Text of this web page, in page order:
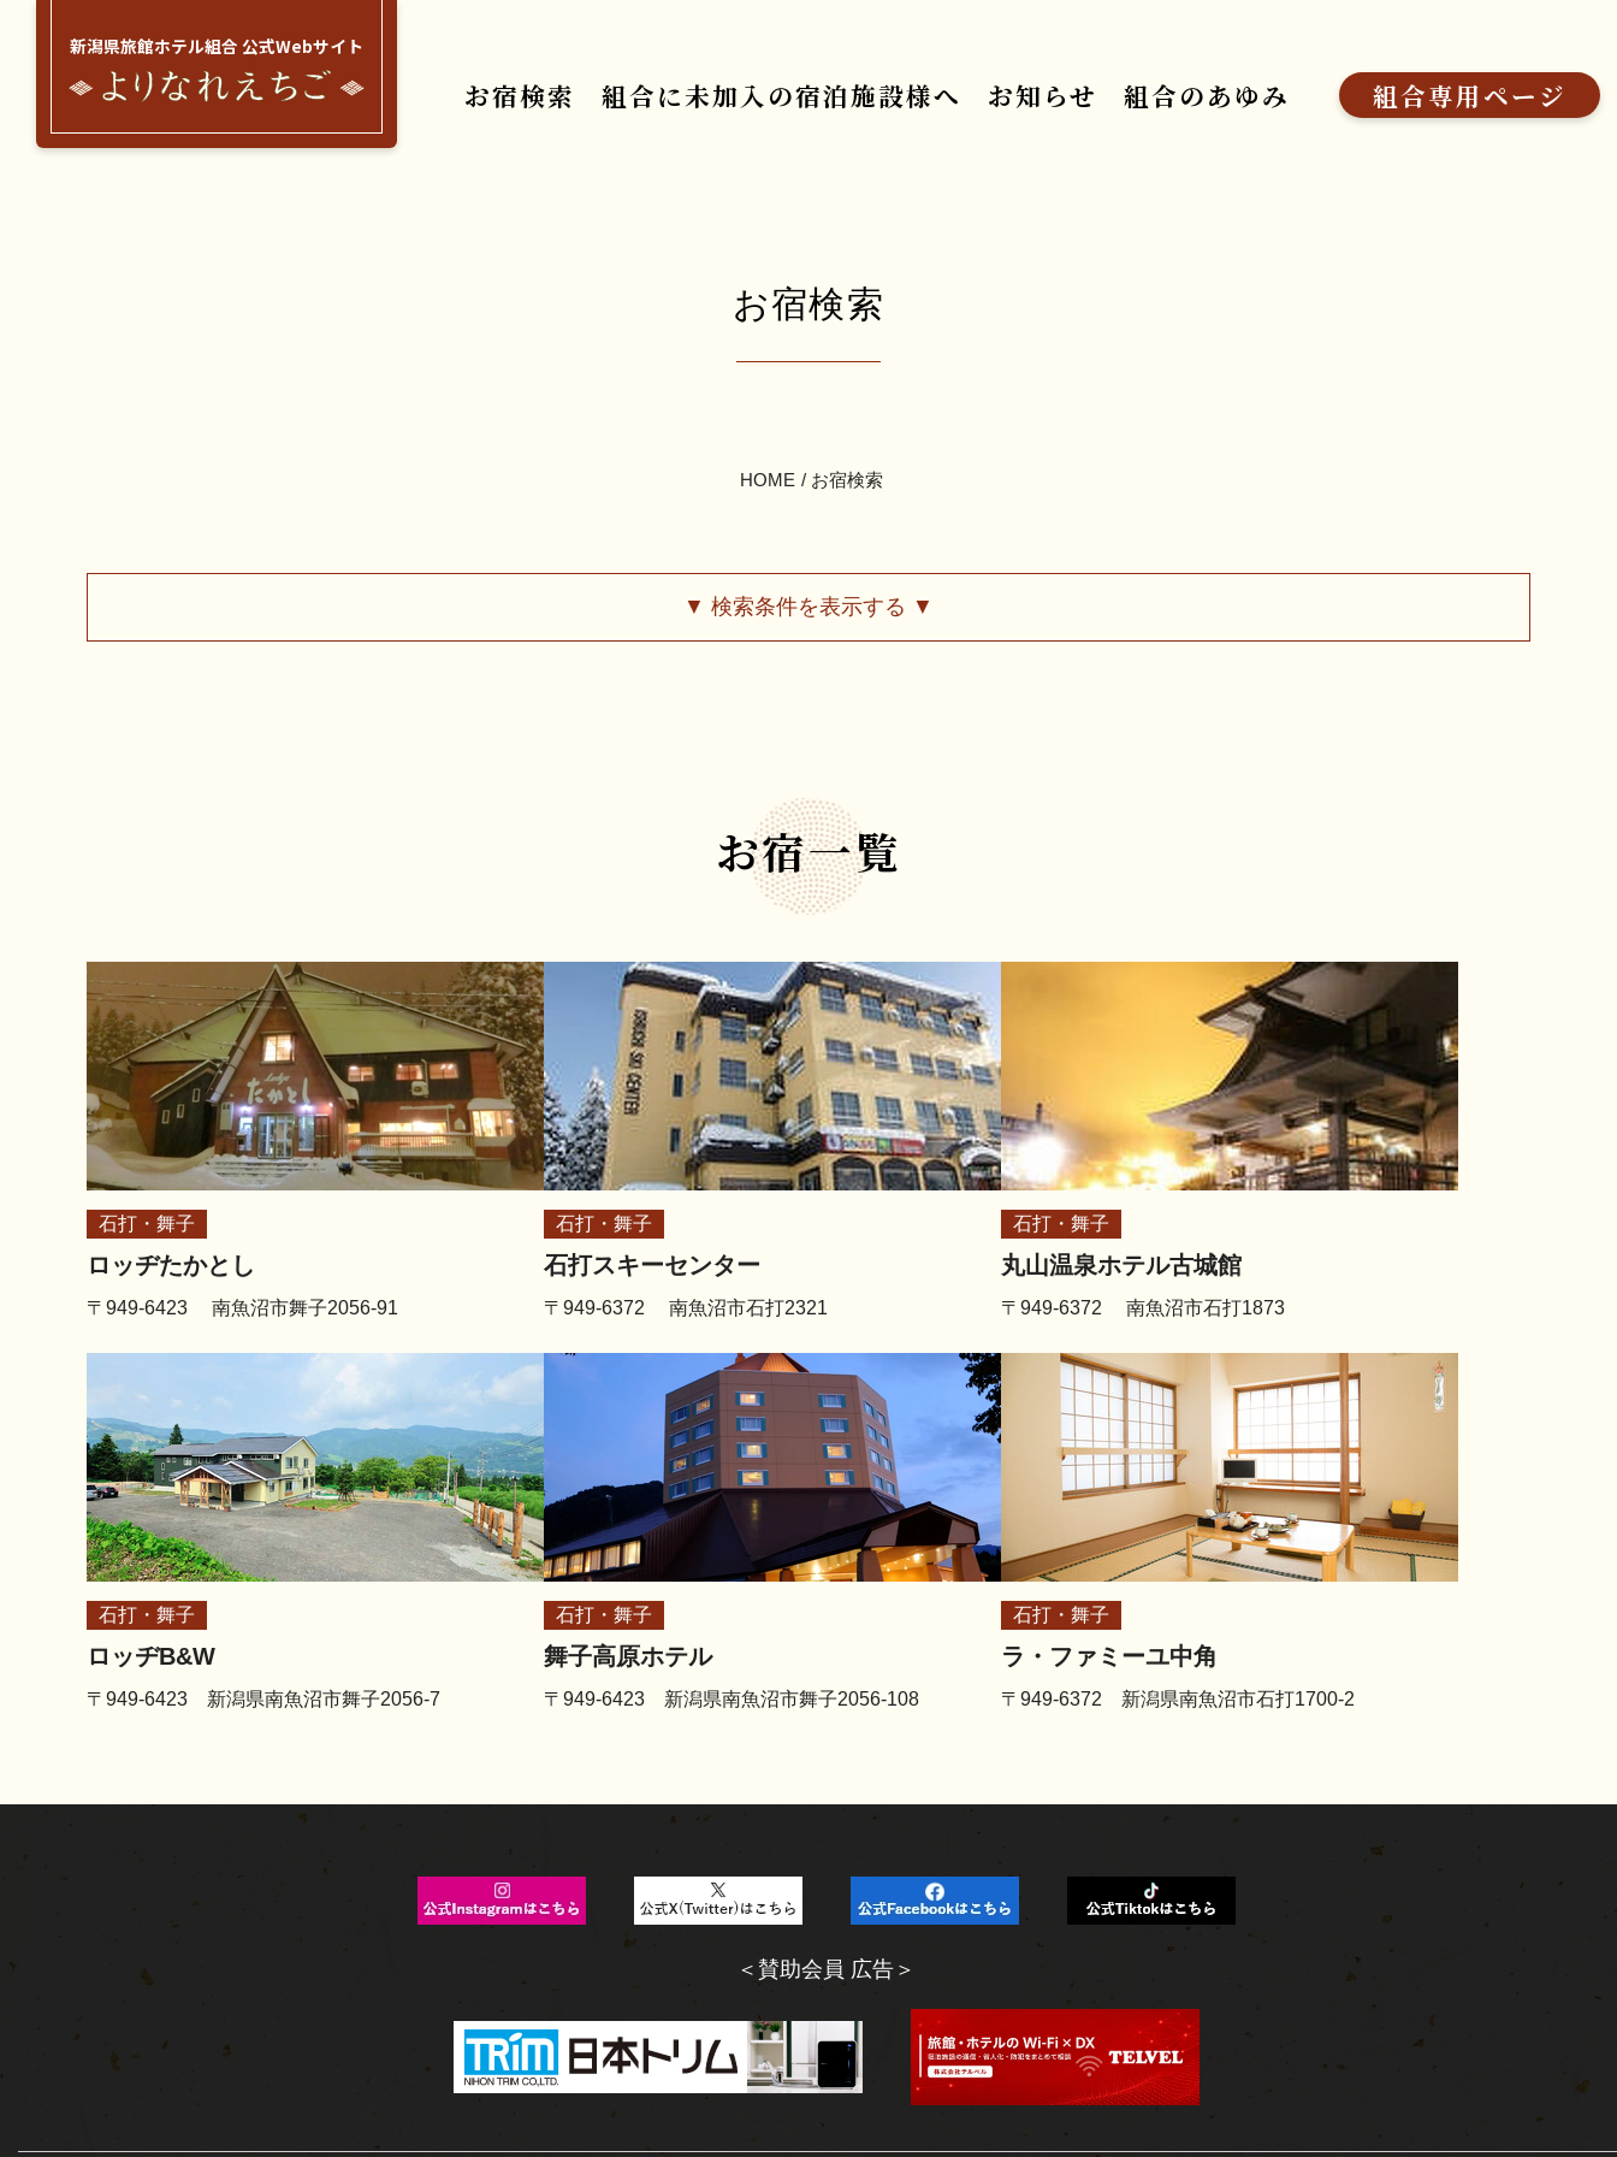
新潟県旅館ホテル組合 公式Webサイト
お宿検索 組合に未加入の宿泊施設様へ お知らせ 組合のあゆみ 組合専用ページ
お宿検索
HOME お宿検索
▼ 検索条件を表示する ▼
お宿一覧
石打・舞子
ロッヂたかとし
〒949-6423 南魚沼市舞子2056-91
石打・舞子
石打スキーセンター
〒949-6372 南魚沼市石打2321
石打・舞子
丸山温泉ホテル古城館
〒949-6372 南魚沼市石打1873
石打・舞子
ロッヂB&W
〒949-6423 新潟県南魚沼市舞子2056-7
石打・舞子
舞子高原ホテル
〒949-6423 新潟県南魚沼市舞子2056-108
石打・舞子
ラ・ファミーユ中角
〒949-6372 新潟県南魚沼市石打1700-2
＜賛助会員 広告＞